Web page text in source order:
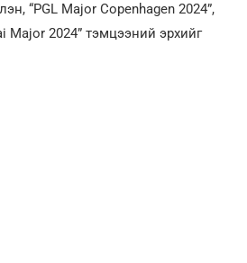
“PGL Major Copenhagen 2024”,
Major 2024” тэмцээний эрхийг